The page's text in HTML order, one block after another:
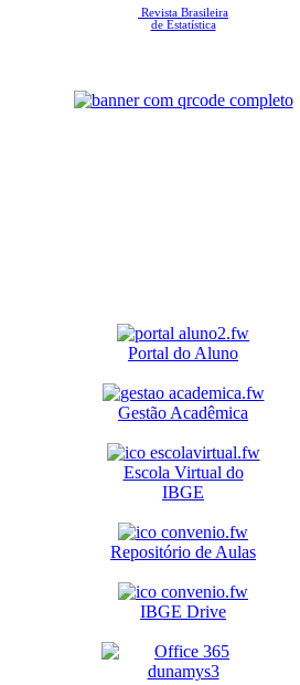
Revista Brasileira
de Estatística
Portal do Aluno
Gestão Acadêmica
Escola Virtual do
IBGE
Repositório de Aulas
IBGE Drive